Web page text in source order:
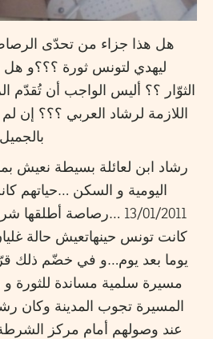
هل هذا جزاء من تحدّى
ليهدي لتونس ثورة ؟؟؟و هل
الثوّار ؟؟ أليس الواجب أن تُقدّم
اللازمة لرشاد العربي ؟؟؟ إن
رشاد ابن لعائلة بسيطة نعيش
اليومية و السكن …حياتهم
13/01/2011 …رصاصة
كانت تونس حينهاتعيش حالة
يوما بعد يوم…و في خضّم ذلك
مسيرة سلمية مساندة للثورة و
المسيرة تجوب المدينة وكان
عند وصولهم أمام مركز